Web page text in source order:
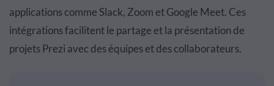
applications comme Slack, Zoom et Google Meet. Ces
intégrations facilitent le partage et la présentation de
projets Prezi avec des équipes et des collaborateurs.